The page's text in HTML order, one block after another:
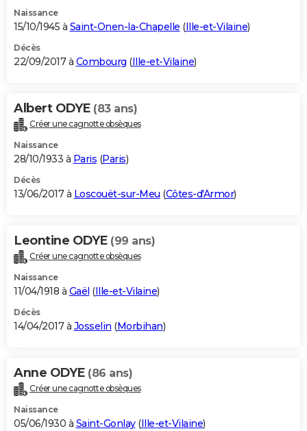
Naissance
15/10/1945 à Saint-Onen-la-Chapelle (Ille-et-Vilaine)
Décès
22/09/2017 à Combourg (Ille-et-Vilaine)
Albert ODYE (83 ans)
Créer une cagnotte obsèques
Naissance
28/10/1933 à Paris (Paris)
Décès
13/06/2017 à Loscouët-sur-Meu (Côtes-d'Armor)
Leontine ODYE (99 ans)
Créer une cagnotte obsèques
Naissance
11/04/1918 à Gaël (Ille-et-Vilaine)
Décès
14/04/2017 à Josselin (Morbihan)
Anne ODYE (86 ans)
Créer une cagnotte obsèques
Naissance
05/06/1930 à Saint-Gonlay(Ille-et-Vilaine)